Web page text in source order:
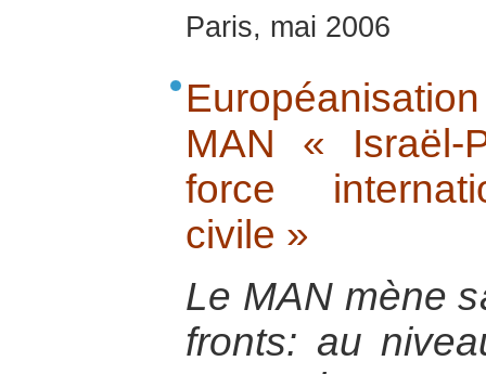
Paris, mai 2006
MAN « Israël-
force
civile »
Le MAN mène
fronts: au